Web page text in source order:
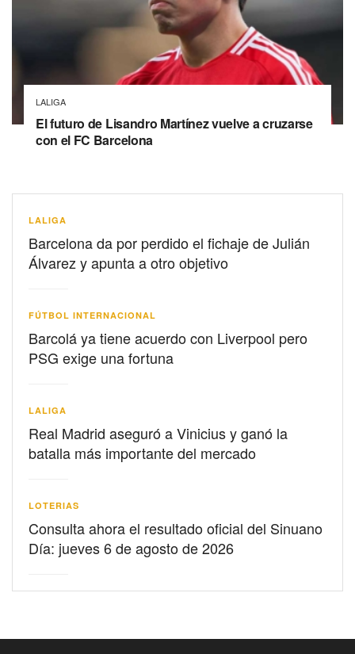
LALIGA
El futuro de Lisandro Martínez vuelve a cruzarse
con el FC Barcelona
LALIGA
Barcelona da por perdido el fichaje de Julián
Álvarez y apunta a otro objetivo
FÚTBOL INTERNACIONAL
Barcolá ya tiene acuerdo con Liverpool pero
PSG exige una fortuna
LALIGA
Real Madrid aseguró a Vinicius y ganó la
batalla más importante del mercado
LOTERIAS
Consulta ahora el resultado oficial del Sinuano
Día: jueves 6 de agosto de 2026